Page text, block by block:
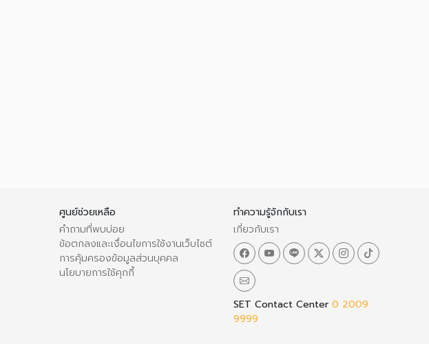
ศูนย์ช่วยเหลือ
คำถามที่พบบ่อย
ข้อตกลงและเงื่อนไขการใช้งานเว็บไซต์
การคุ้มครองข้อมูลส่วนบุคคล
นโยบายการใช้คุกกี้
ทำความรู้จักกับเรา
เกี่ยวกับเรา
SET Contact Center 0 2009
9999